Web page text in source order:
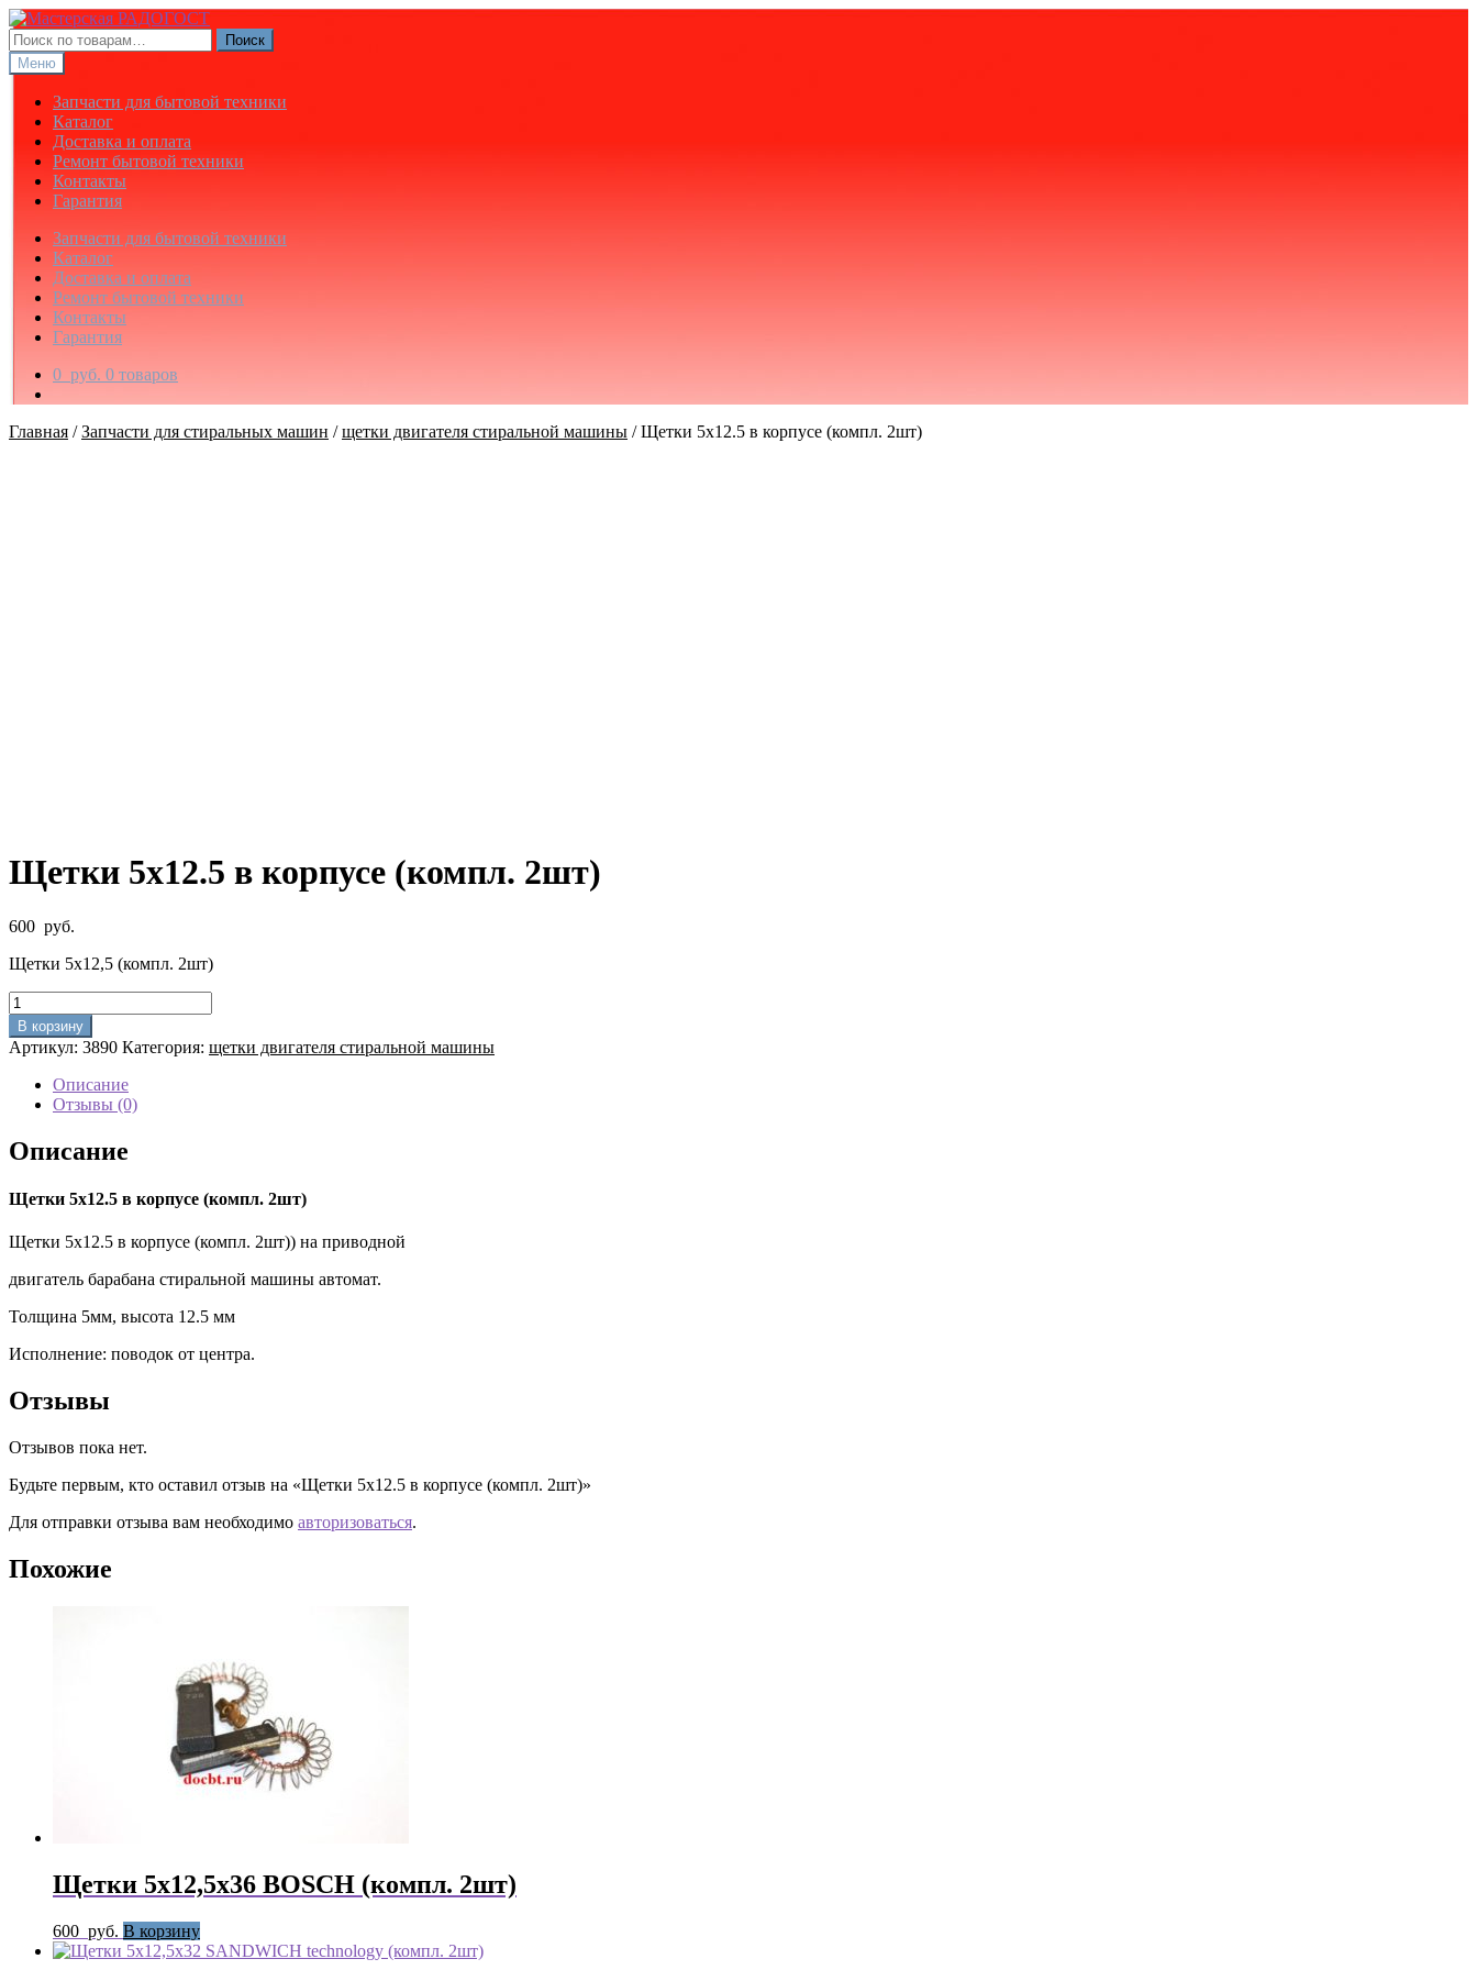
Перейти
к
навигации
Перейти
к
содержимому
Искать:
Поиск
Меню
Запчасти для бытовой техники
Каталог
Доставка и оплата
Ремонт бытовой техники
Контакты
Гарантия
Запчасти для бытовой техники
Каталог
Доставка и оплата
Ремонт бытовой техники
Контакты
Гарантия
0 руб. 0 товаров
Главная /Запчасти для стиральных машин /щетки двигателя стиральной машины /Щетки 5х12.5 в корпусе (компл. 2шт)
Щетки 5х12.5 в корпусе (компл. 2шт)
600 руб.
Щетки 5х12,5 (компл. 2шт)
Количество
товара
Щетки
5х12.5
корпусе
(компл.
2шт)
В корзину
Артикул: 3890 Категория: щетки двигателя стиральной машины
Описание
Отзывы (0)
Описание
Щетки 5х12.5 в корпусе (компл. 2шт)
Щетки 5х12.5 в корпусе (компл. 2шт)) на приводной
двигатель барабана стиральной машины автомат.
Толщина 5мм, высота 12.5 мм
Исполнение: поводок от центра.
Отзывы
Отзывов пока нет.
Будьте первым, кто оставил отзыв на «Щетки 5х12.5 в корпусе (компл. 2шт)»
Для отправки отзыва вам необходимо авторизоваться.
Похожие
Щетки 5х12,5х36 BOSCH (компл. 2шт)
600 руб. В корзину